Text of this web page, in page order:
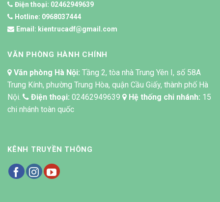
Điện thoại: 02462949639
Hotline: 0968037444
Email: kientrucadf@gmail.com
VĂN PHÒNG HÀNH CHÍNH
Văn phòng Hà Nội: Tầng 2, tòa nhà Trung Yên I, số 58A
Trung Kính, phường Trung Hòa, quận Cầu Giấy, thành phố Hà
Nội.
Điện thoại: 02462949639 Hệ thống chi nhánh: 15
chi nhánh toàn quốc
KÊNH TRUYỀN THÔNG